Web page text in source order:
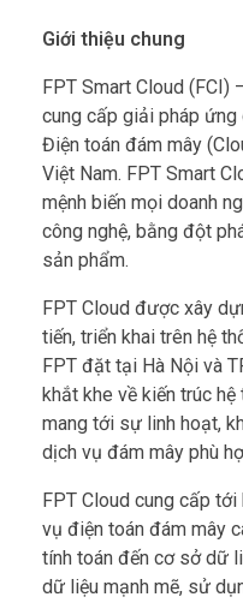
Giới thiệu chung
FPT Smart Cloud (FCI)
cung cấp giải pháp ứng
Điện toán đám mây
Việt Nam. FPT Smart
mệnh biến mọi doanh
công nghệ, bằng đột
sản phẩm.
FPT Cloud được xây
tiến, triển khai trên hệ
FPT đặt tại Hà Nội và
khắt khe về kiến trúc
mang tới sự linh hoạt,
dịch vụ đám mây phù
FPT Cloud cung cấp
vụ điện toán đám mây
tính toán đến cơ sở dữ
dữ liệu mạnh mẽ, sử